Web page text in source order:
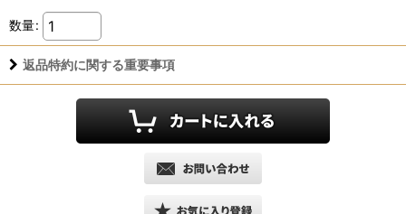
数量:
返品特約に関する重要事項